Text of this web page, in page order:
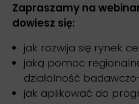
Zapraszamy na
dowiesz się:
jak rozwija się rynek
jaką pomoc
działalność
jak aplikować do